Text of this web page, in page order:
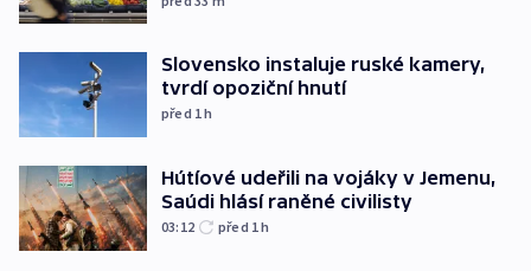
Slovensko instaluje ruské kamery,
tvrdí opoziční hnutí
před 1h
Hútíové udeřili na vojáky v Jemenu,
Saúdi hlásí raněné civilisty
03:12 před 1h